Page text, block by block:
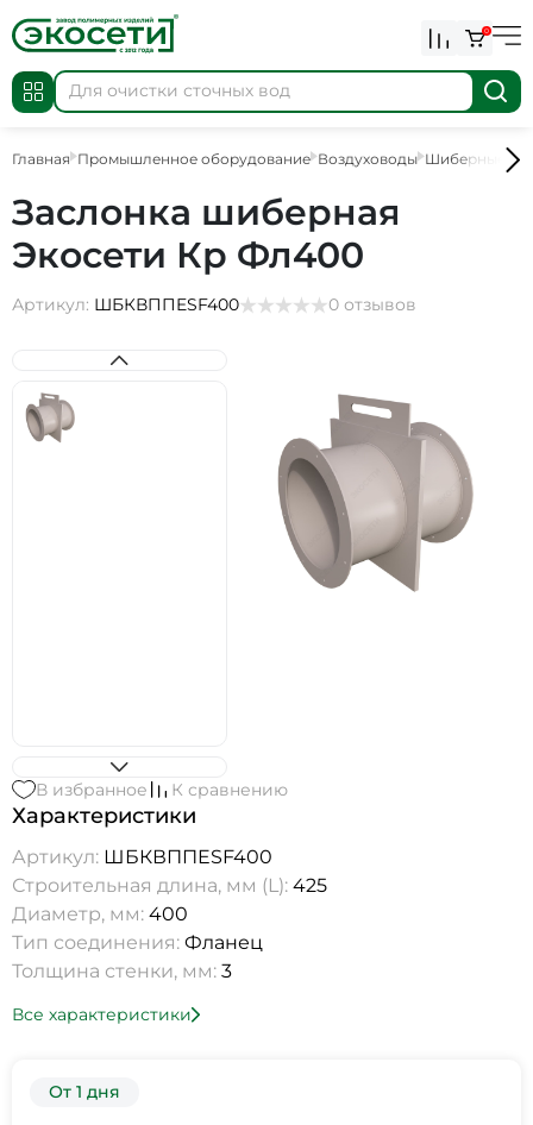
0
Главная Промышленное оборудование Воздуховоды Шиберные
Заслонка шиберная
Экосети Кр Фл400
Артикул: ШБКВППESF400 0 отзывов
В избранное К сравнению
Характеристики
Артикул: ШБКВППESF400
Строительная длина, мм (L): 425
Диаметр, мм: 400
Тип соединения: Фланец
Толщина стенки, мм: 3
Все характеристики
От 1 дня